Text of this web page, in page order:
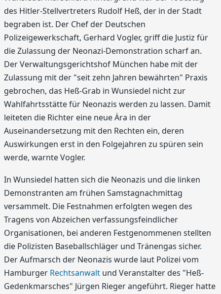
des Hitler-Stellvertreters Rudolf Heß, der in der Stadt
begraben ist. Der Chef der Deutschen
Polizeigewerkschaft, Gerhard Vogler, griff die Justiz für
die Zulassung der Neonazi-Demonstration scharf an.
Der Verwaltungsgerichtshof München habe mit der
Zulassung mit der "seit zehn Jahren bewährten" Praxis
gebrochen, das Heß-Grab in Wunsiedel nicht zur
Wahlfahrtsstätte für Neonazis werden zu lassen. Damit
leiteten die Richter eine neue Ära in der
Auseinandersetzung mit den Rechten ein, deren
Auswirkungen erst in den Folgejahren zu spüren sein
werde, warnte Vogler.
In Wunsiedel hatten sich die Neonazis und die linken
Demonstranten am frühen Samstagnachmittag
versammelt. Die Festnahmen erfolgten wegen des
Tragens von Abzeichen verfassungsfeindlicher
Organisationen, bei anderen Festgenommenen stellten
die Polizisten Baseballschläger und Tränengas sicher.
Der Aufmarsch der Neonazis wurde laut Polizei vom
Hamburger Rechtsanwalt und Veranstalter des "Heß-
Gedenkmarsches" Jürgen Rieger angeführt. Rieger hatte